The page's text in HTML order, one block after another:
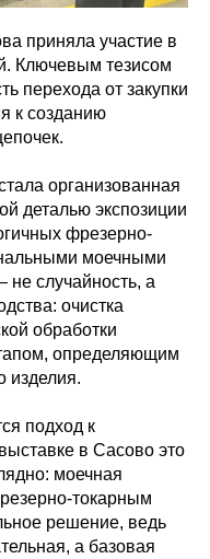
приняла участие в
Ключевым тезисом
перехода от закупки
к созданию
организованная
деталью экспозиции
фрезерно-
моечными
случайность, а
очистка
обработки
определяющим
изделия.
подход к
в Сасово это
моечная
токарным
решение, ведь
а базовая